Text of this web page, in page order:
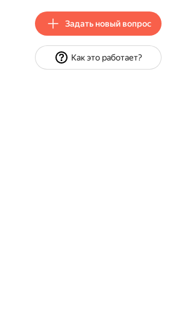
Задать новый вопрос
Как это работает?